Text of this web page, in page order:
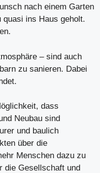
nach einem Garten
quasi ins Haus geholt.
– sind auch
zu sanieren. Dabei
dass
Neubau sind
und baulich
über die
Menschen dazu zu
die Gesellschaft und